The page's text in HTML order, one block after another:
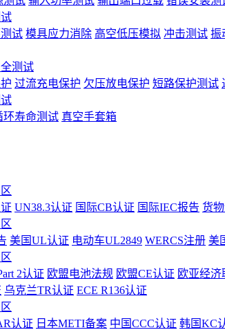
试 模具应力消除 高空低压模拟 冲击测试 振
测试
过流充电保护 欠压放电保护 短路保护测试
环寿命测试 真空手套箱
UN38.3认证 国际CB认证 国际IEC报告 货
美国UL认证 电动车UL2849 WERCS注册 美
2认证 欧盟电池法规 欧盟CE认证 欧亚经济
乌克兰TR认证 ECE R136认证
认证 日本METI备案 中国CCC认证 韩国KC